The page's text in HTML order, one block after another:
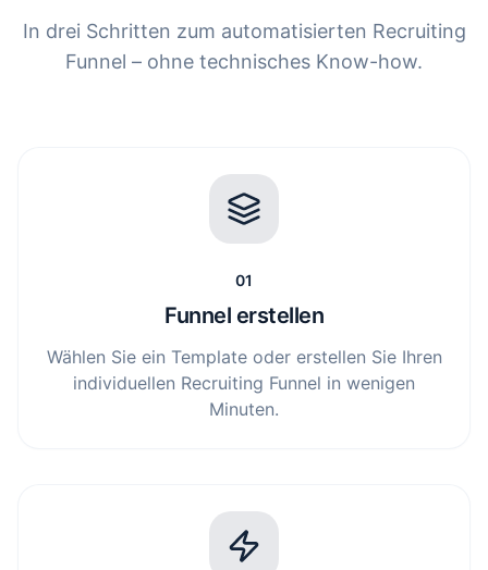
In drei Schritten zum automatisierten Recruiting
Funnel – ohne technisches Know-how.
01
Funnel erstellen
Wählen Sie ein Template oder erstellen Sie Ihren
individuellen Recruiting Funnel in wenigen
Minuten.